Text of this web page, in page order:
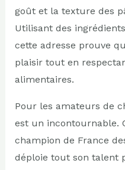
goût et la texture des
Utilisant des
cette adresse prouve
plaisir tout en
alimentaires.
Pour les amateurs de
est un incontournable.
champion de France
déploie tout son talent